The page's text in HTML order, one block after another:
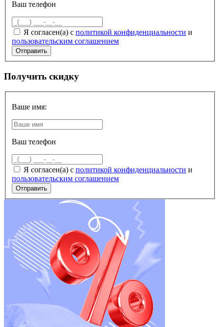
Ваш телефон
Я согласен(а) с политикой конфиденциальности и
пользовательским соглашением
Получить скидку
Ваше имя:
Ваш телефон
Я согласен(а) с политикой конфиденциальности и
пользовательским соглашением